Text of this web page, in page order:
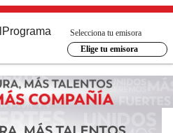
Programa
Selecciona tu emisora
Elige tu emisora